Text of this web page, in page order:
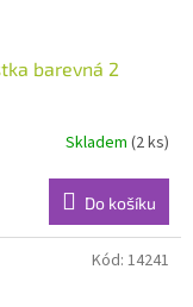
barevná 2
Skladem (2 ks)
Do košíku
Kód: 14241